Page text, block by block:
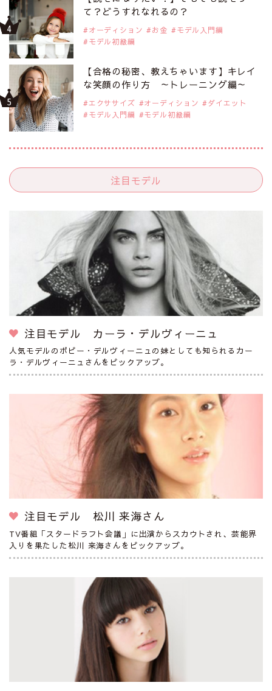
て？どうすれなれるの？
オーディション お金
モデル入門編
モデル初級編
【合格の秘密、教えちゃいます】キレイ
な笑顔の作り方 ～トレーニング編～
エクササイズ オーディション
ダイエット
モデル入門編
モデル初級編
注目モデル
注目モデル カーラ・デルヴィーニュ
人気モデルのポピー・デルヴィーニュの妹としても知られるカー
ラ・デルヴィーニュさんをピックアップ。
注目モデル 松川 来海さん
TV番組「スタードラフト会議」に出演からスカウトされ、芸能界
入りを果たした松川 来海さんをピックアップ。